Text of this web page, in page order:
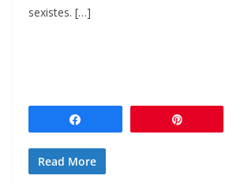
sexistes. […]
Read More